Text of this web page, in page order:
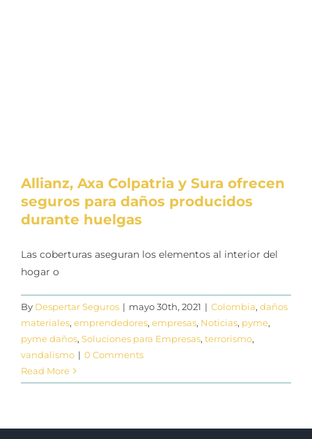
Allianz, Axa Colpatria y Sura ofrecen
seguros para daños producidos
durante huelgas
Las coberturas aseguran los elementos al interior del
hogar o
By Despertar Seguros | mayo 30th, 2021 | Colombia, daños
materiales, emprendedores, empresas, Noticias, pyme,
pyme daños, Soluciones para Empresas, terrorismo,
vandalismo | 0 Comments
Read More